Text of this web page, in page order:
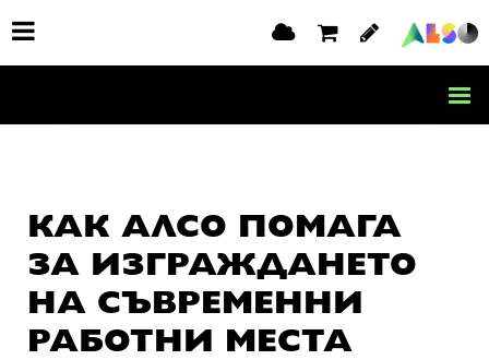
КАК АЛСО ПОМАГА
ЗА ИЗГРАЖДАНЕТО
НА СЪВРЕМЕННИ
РАБОТНИ МЕСТА